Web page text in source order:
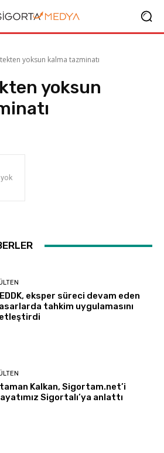
yoksun kalma tazminatı
yoksun
eksper süreci devam eden
tahkim uygulamasını
Kalkan, Sigortam.net’i
Sigortalı’ya anlattı